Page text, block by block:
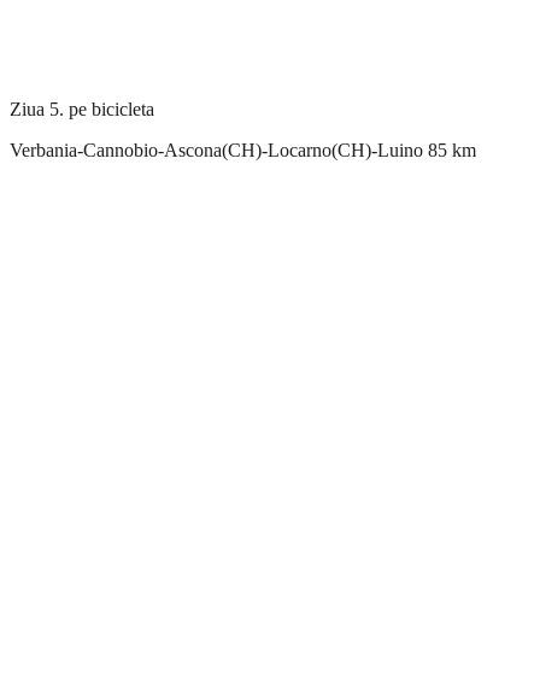
Ziua 5. pe bicicleta
Verbania-Cannobio-Ascona(CH)-Locarno(CH)-Luino 85 km